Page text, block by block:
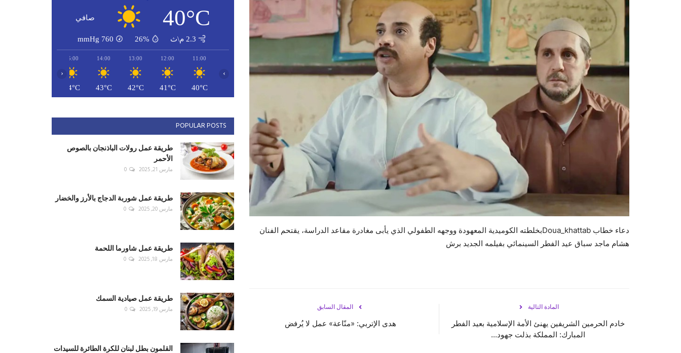
دعاء خطاب Doua_khattabبخلطته الكوميدية المعهودة ووجهه الطفولي الذي يأبى مغادرة مقاعد الدراسة، يقتحم الفنان
هشام ماجد سباق عيد الفطر السينمائي بفيلمه الجديد برش
المقال السابق
هدى الإتربي: «منّاعة» عمل لا يُرفض
المادة التالية
خادم الحرمين الشريفين يهنئ الأمة الإسلامية بعيد الفطر
المبارك: المملكة بذلت جهود...
40°C صافي
2.3 م\ث 26%
760
mmHg
11:00
40°C
12:00
41°C
13:00
42°C
14:00
43°C
15:00
44°C
‹ ›
POPULAR POSTS
طريقة عمل رولات الباذنجان بالصوص
الأحمر
مارس 21, 2025 0
طريقة عمل شوربة الدجاج بالأرز والخضار
مارس 20, 2025 0
طريقة عمل شاورما اللحمة
مارس 18, 2025 0
طريقة عمل صيادية السمك
مارس 19, 2025 0
القلمون بطل لبنان للكرة الطائرة للسيدات